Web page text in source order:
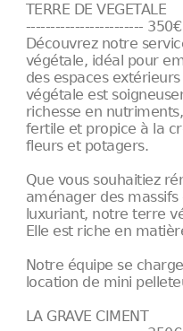
TERRE DE VEGETALE
------------------------
Découvrez notre
végétale, idéal pour
des espaces
végétale est
richesse en
fertile et propice à la
fleurs et potagers.
Que vous souhaitiez
aménager des
luxuriant, notre terre
Elle est riche en
Notre équipe se
location de mini
LA GRAVE CIMENT